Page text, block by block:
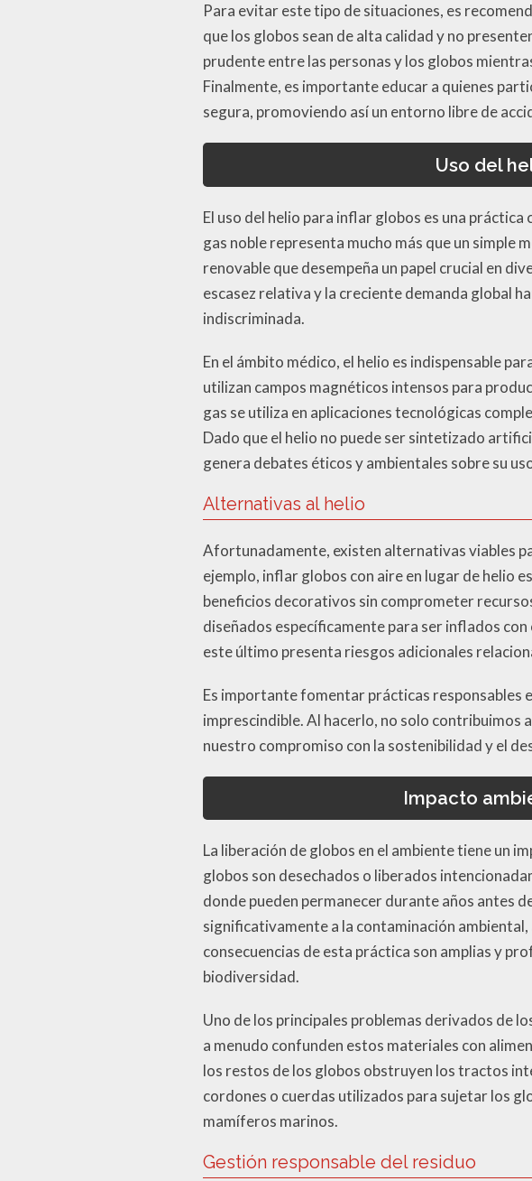
Para evitar este tipo de situaciones, es
que los globos sean de alta calidad y no
prudente entre las personas y los globos
Finalmente, es importante educar a quienes
segura, promoviendo así un entorno libre de
Uso del
El uso del helio para inflar globos es una
gas noble representa mucho más que un simple
renovable que desempeña un papel crucial en
escasez relativa y la creciente demanda global
indiscriminada.
En el ámbito médico, el helio es indispensable
utilizan campos magnéticos intensos para
gas se utiliza en aplicaciones tecnológicas
Dado que el helio no puede ser sintetizado
genera debates éticos y ambientales sobre su
Alternativas al helio
Afortunadamente, existen alternativas viables
ejemplo, inflar globos con aire en lugar de helio
beneficios decorativos sin comprometer
diseñados específicamente para ser inflados
este último presenta riesgos adicionales
Es importante fomentar prácticas responsables
imprescindible. Al hacerlo, no solo
nuestro compromiso con la sostenibilidad y el
Impacto
La liberación de globos en el ambiente tiene un
globos son desechados o liberados
donde pueden permanecer durante años antes
significativamente a la contaminación
consecuencias de esta práctica son amplias y
biodiversidad.
Uno de los principales problemas derivados de
a menudo confunden estos materiales con
los restos de los globos obstruyen los tractos
cordones o cuerdas utilizados para sujetar los
mamíferos marinos.
Gestión responsable del residuo